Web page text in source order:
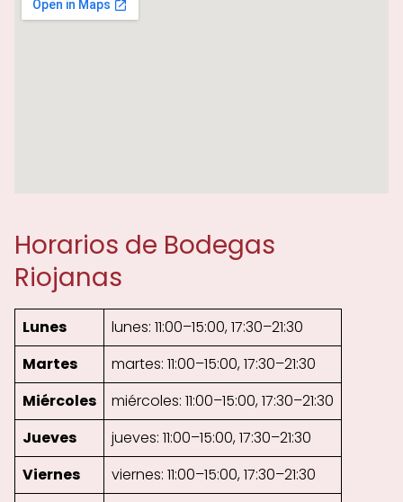
Horarios de Bodegas
Riojanas
Lunes
lunes: 11:00–15:00, 17:30–21:30
Martes
martes: 11:00–15:00, 17:30–21:30
Miércoles
miércoles: 11:00–15:00, 17:30–21:30
Jueves
jueves: 11:00–15:00, 17:30–21:30
Viernes
viernes: 11:00–15:00, 17:30–21:30